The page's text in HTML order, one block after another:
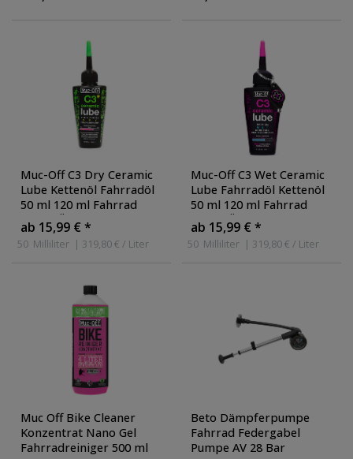
Muc-Off C3 Dry Ceramic
Lube Kettenöl Fahrradöl
50 ml 120 ml Fahrrad
Pflege Öl
ab 15,99 € *
50 Milliliter | 319,80 € / Liter
Muc-Off C3 Wet Ceramic
Lube Fahrradöl Kettenöl
50 ml 120 ml Fahrrad
Pflege Öl
ab 15,99 € *
50 Milliliter | 319,80 € / Liter
Muc Off Bike Cleaner
Konzentrat Nano Gel
Fahrradreiniger 500 ml
Beto Dämpferpumpe
Fahrrad Federgabel
Pumpe AV 28 Bar